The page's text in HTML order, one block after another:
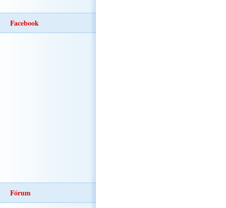
Facebook
Fórum